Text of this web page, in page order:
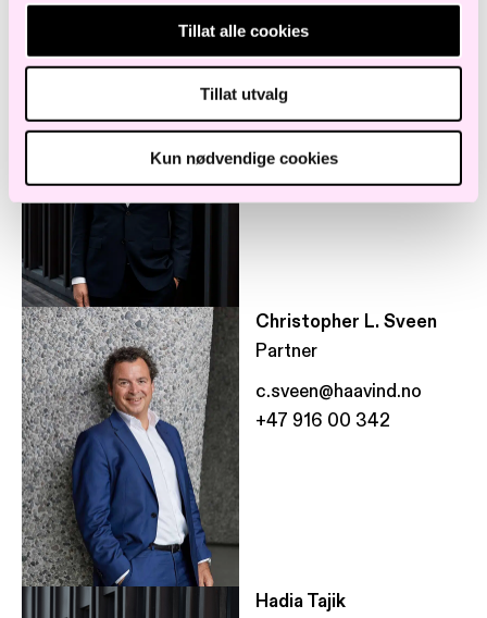
Tillat alle cookies
Tillat utvalg
Kun nødvendige cookies
Bård Sandstad
Partner
b.sandstad@haavind.no
+47 932 81 796
Christopher L. Sveen
Partner
c.sveen@haavind.no
+47 916 00 342
Hadia Tajik